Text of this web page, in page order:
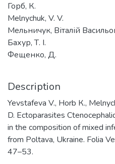
Горб, К.
Melnychuk, V. V.
Мельничук, Віталій
Бахур, Т. І.
Фещенко, Д.
Description
Yevstafeva V., Horb К.,
D. Ectoparasites
in the composition of mixed
from Poltava, Ukraine. Folia
47–53.